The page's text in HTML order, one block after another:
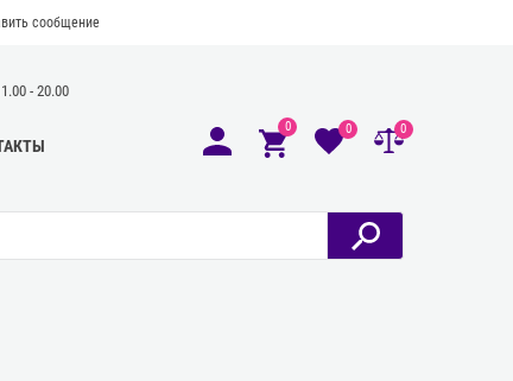
сообщение
- 20.00
0 0 0